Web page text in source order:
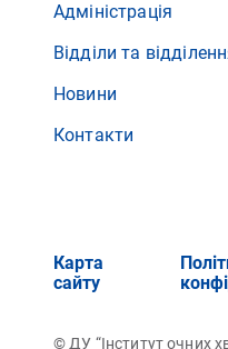
Адміністрація
Відділи та
Новини
Контакти
Карта
сайту
© ДУ “Інститут очних